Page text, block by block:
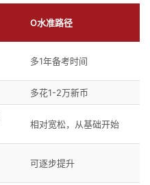
O水准路径
多1年备考时间
多花1-2万新币
相对宽松，从基础开始
可逐步提升